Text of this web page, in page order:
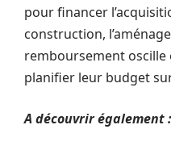
pour financer
construction,
remboursement
planifier leur budget
A découvrir également :